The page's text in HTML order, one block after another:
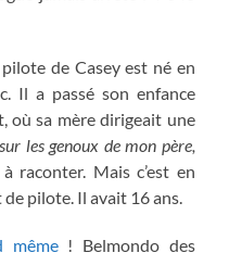
de Casey est né en
Il a passé son enfance
où sa mère dirigeait une
les genoux de mon père,
à raconter. Mais c’est en
de pilote. Il avait 16 ans.
même! Belmondo des